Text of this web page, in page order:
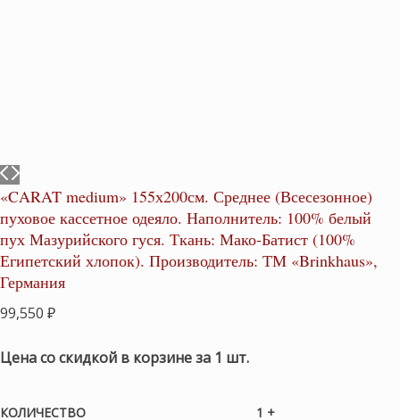
«CARAT medium» 155х200см. Среднее (Всесезонное)
пуховое кассетное одеяло. Наполнитель: 100% белый
пух Мазурийского гуся. Ткань: Мако-Батист (100%
Египетский хлопок). Производитель: ТМ «Brinkhaus»,
Германия
99,550 ₽
Цена со скидкой в корзине за 1 шт.
КОЛИЧЕСТВО 1 +